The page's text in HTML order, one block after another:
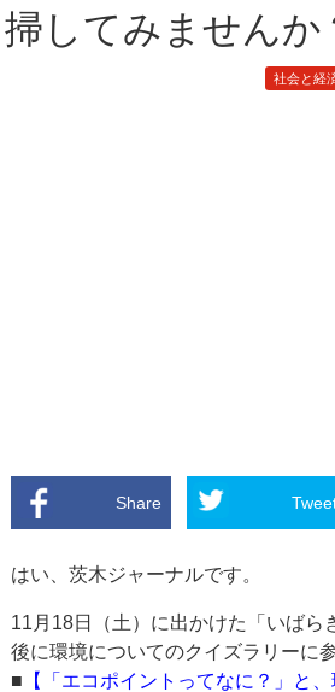
掃してみませんか
社会と経
Share
はい、茨木ジャーナルです。
11月18日（土）に出かけた「いばら
後に環境についてのクイズラリーに
■ 【「エコポイントってなに？」と